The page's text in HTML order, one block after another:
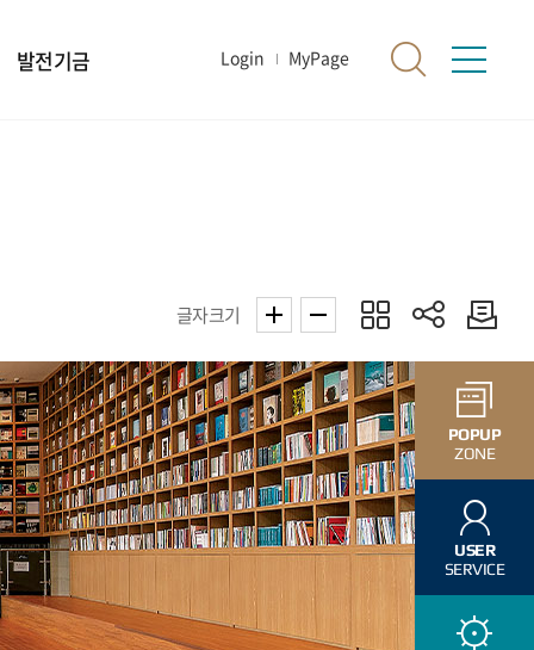
발전기금 Login MyPage
글자크기
POPUP
ZONE
USER
SERVICE